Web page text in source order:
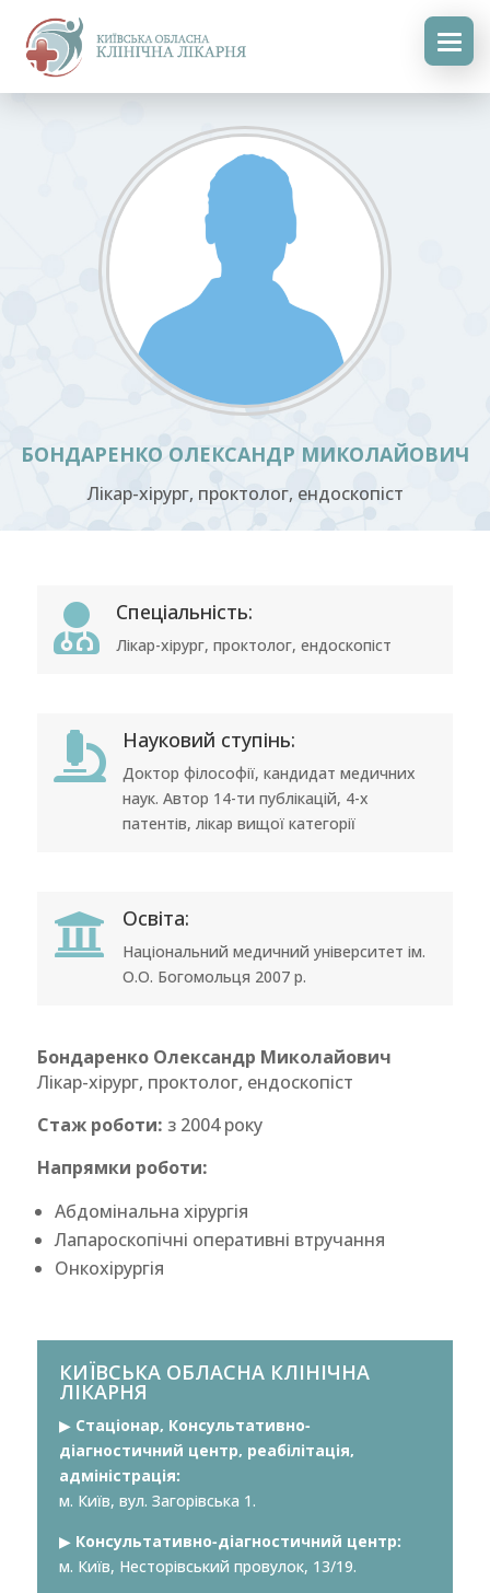
БОНДАРЕНКО ОЛЕКСАНДР МИКОЛАЙОВИЧ
Лікар-хірург, проктолог, ендоскопіст
 Спеціальність:
Лікар-хірург, проктолог, ендоскопіст
 Науковий ступінь:
Доктор філософії, кандидат медичних
наук. Автор 14-ти публікацій, 4-х
патентів, лікар вищої категорії
 Освіта:
Національний медичний університет ім.
О.О. Богомольця 2007 р.
Бондаренко Олександр Миколайович
Лікар-хірург, проктолог, ендоскопіст
Стаж роботи: з 2004 року
Напрямки роботи:
Абдомінальна хірургія
Лапароскопічні оперативні втручання
Онкохірургія
КИЇВСЬКА ОБЛАСНА КЛІНІЧНА
ЛІКАРНЯ
▶︎Стаціонар, Консультативно-
діагностичний центр, реабілітація,
адміністрація:
м. Київ, вул. Загорівська 1.
▶︎ Консультативно-діагностичний центр:
м. Київ, Несторівський провулок, 13/19.